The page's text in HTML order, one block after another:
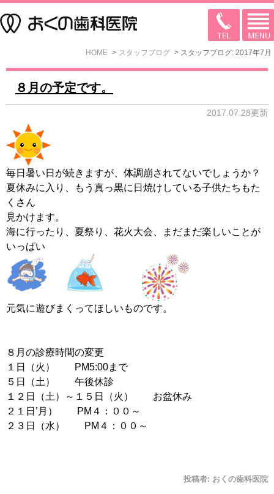
HOME スタッフブログ スタッフブログ: 2017年7月
８月の予定です。
2017.07.28更新
毎日暑い日が続きますが、体調崩されてないでしょうか？
夏休みに入り、もう真っ黒に日焼けしている子供たちもた
くさん
見かけます。
海に行ったり、夏祭り、花火大会、まだまだ楽しいことが
いっぱい
元気に遊びまくってほしいものです。
８月の診療時間の変更
１日（火） PM5:00まで
５日（土） 午後休診
１２日（土）～１５日（火） お盆休み
２１日’月） PM４：００～
２３日（水） PM４：００～
投稿者: おくの歯科医院